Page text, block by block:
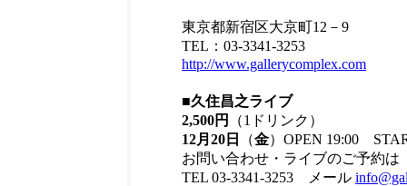
東京都新宿区大京町12－9
TEL：03-3341-3253
http://www.gallerycomplex.com
■久住昌之ライブ
2,500円
（1ドリンク）
12月20日
（金） OPEN 19:00
お問い合わせ・ライブのご予約は
TEL 03-3341-3253 メール